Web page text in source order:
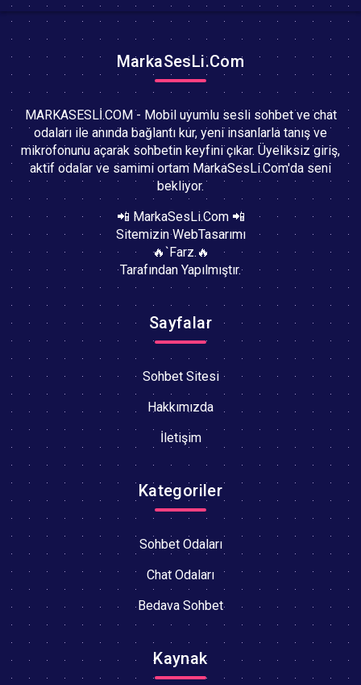
MarkaSesLi.Com
MARKASESLİ.COM - Mobil uyumlu sesli sohbet ve chat
odaları ile anında bağlantı kur, yeni insanlarla tanış ve
mikrofonunu açarak sohbetin keyfini çıkar. Üyeliksiz giriş,
aktif odalar ve samimi ortam MarkaSesLi.Com'da seni
bekliyor.
📲 MarkaSesLi.Com 📲
Sitemizin WebTasarımı
🔥`Farz.🔥
Tarafından Yapılmıştır.
Sayfalar
Sohbet Sitesi
Hakkımızda
İletişim
Kategoriler
Sohbet Odaları
Chat Odaları
Bedava Sohbet
Kaynak